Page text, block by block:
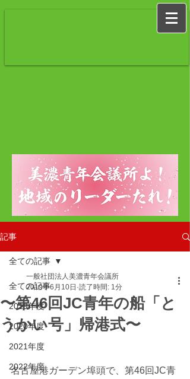
記事
全ての記事
2019年度
2020年度
2021年度
2022年度
全ての記事
〜第46回JC青年の船「と
うかい号」帰港式〜
一般社団法人美濃青年会議所
2019年6月10日 読了時間: 1分
名古屋港ガーデン埠頭で、第46回JC青